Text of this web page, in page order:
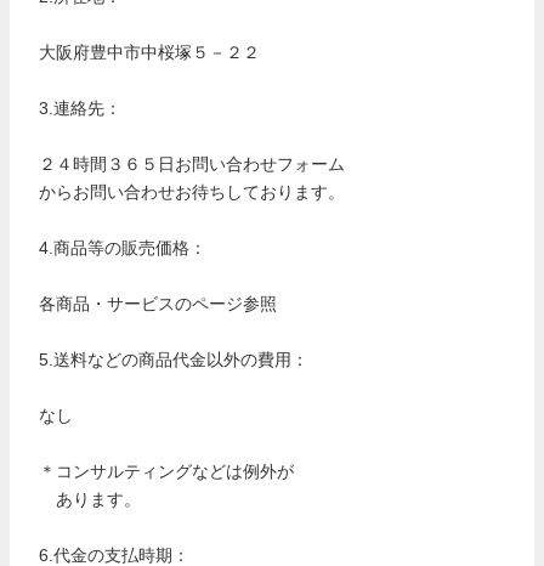
大阪府豊中市中桜塚５－２２
3.連絡先：
２４時間３６５日お問い合わせフォーム
からお問い合わせお待ちしております。
4.商品等の販売価格：
各商品・サービスのページ参照
5.送料などの商品代金以外の費用：
なし
＊コンサルティングなどは例外が
あります。
6.代金の支払時期：